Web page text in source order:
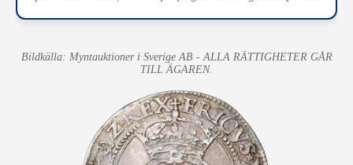
Bildkälla: Myntauktioner i Sverige AB - ALLA RÄTTIGHETER GÅR
TILL ÄGAREN.